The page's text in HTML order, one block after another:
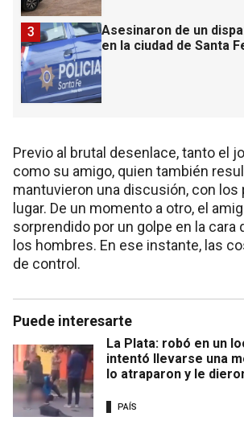
Asesinaron de un
en la ciudad de Santa
3
Previo al brutal desenlace, tanto el
como su amigo, quien también
mantuvieron una discusión, con los
lugar. De un momento a otro, el
sorprendido por un golpe en la cara
los hombres. En ese instante, las
de control.
Puede interesarte
La Plata: robó en un
intentó llevarse una
lo atraparon y le
PAÍS